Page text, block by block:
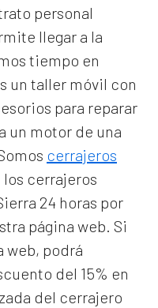
personal
llegar a la
tiempo en
un taller móvil con
para reparar
un motor de una
cerrajeros
cerrajeros
24 horas por
página web. Si
web, podrá
del 15% en
del cerrajero